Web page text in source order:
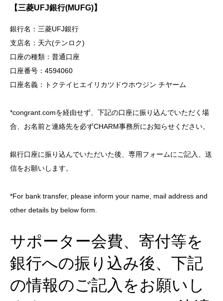
【三菱UFJ銀行(MUFG)】
銀行名：三菱UFJ銀行
支店名：天六(テンロク)
口座の種類：普通口座
口座番号：4594060
口座名義：トクテイヒエイリカツドウホウジン チヤーム
*congrant.comを経由せず、下記の口座に振り込んでいただく場
合、お名前と連絡先を必ずCHARM事務所にお知らせください。
銀行口座に振り込んでいただいた後、専用フォームにご記入、送
信をお願いします。
*For bank transfer, please inform your name, mail address and
other details by below form.